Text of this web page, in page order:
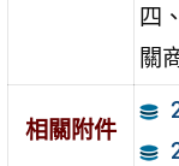
四
關
相關附件